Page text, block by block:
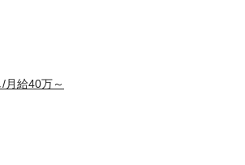
月給40万～